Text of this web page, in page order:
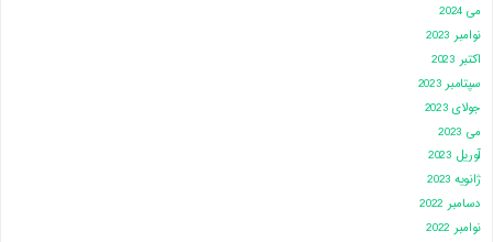
می 2024
نوامبر 2023
اکتبر 2023
سپتامبر 2023
جولای 2023
می 2023
آوریل 2023
ژانویه 2023
دسامبر 2022
نوامبر 2022